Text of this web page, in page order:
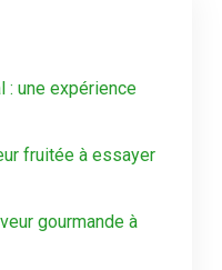
: une expérience
fruitée à essayer
gourmande à